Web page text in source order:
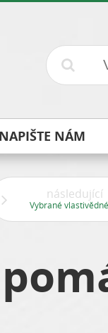
NAPIŠTE NÁM
následující